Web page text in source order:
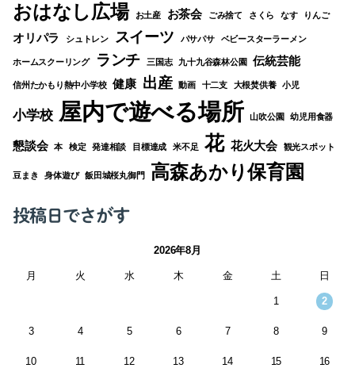
おはなし広場 お土産 お茶会 ごみ捨て さくら なす りんご
オリパラ シュトレン スイーツ パサパサ ベビースターラーメン
ホームスクーリング ランチ 三国志 九十九谷森林公園 伝統芸能
信州たかもり熱中小学校 健康 出産 動画 十二支 大根焚供養 小児
小学校 屋内で遊べる場所 山吹公園 幼児用食器
懇談会 本 検定 発達相談 目標達成 米不足 花 花火大会 観光スポット
豆まき 身体遊び 飯田城桜丸御門 高森あかり保育園
投稿日でさがす
2026年8月
月 火 水 木 金 土 日
1 2
3 4 5 6 7 8 9
10 11 12 13 14 15 16